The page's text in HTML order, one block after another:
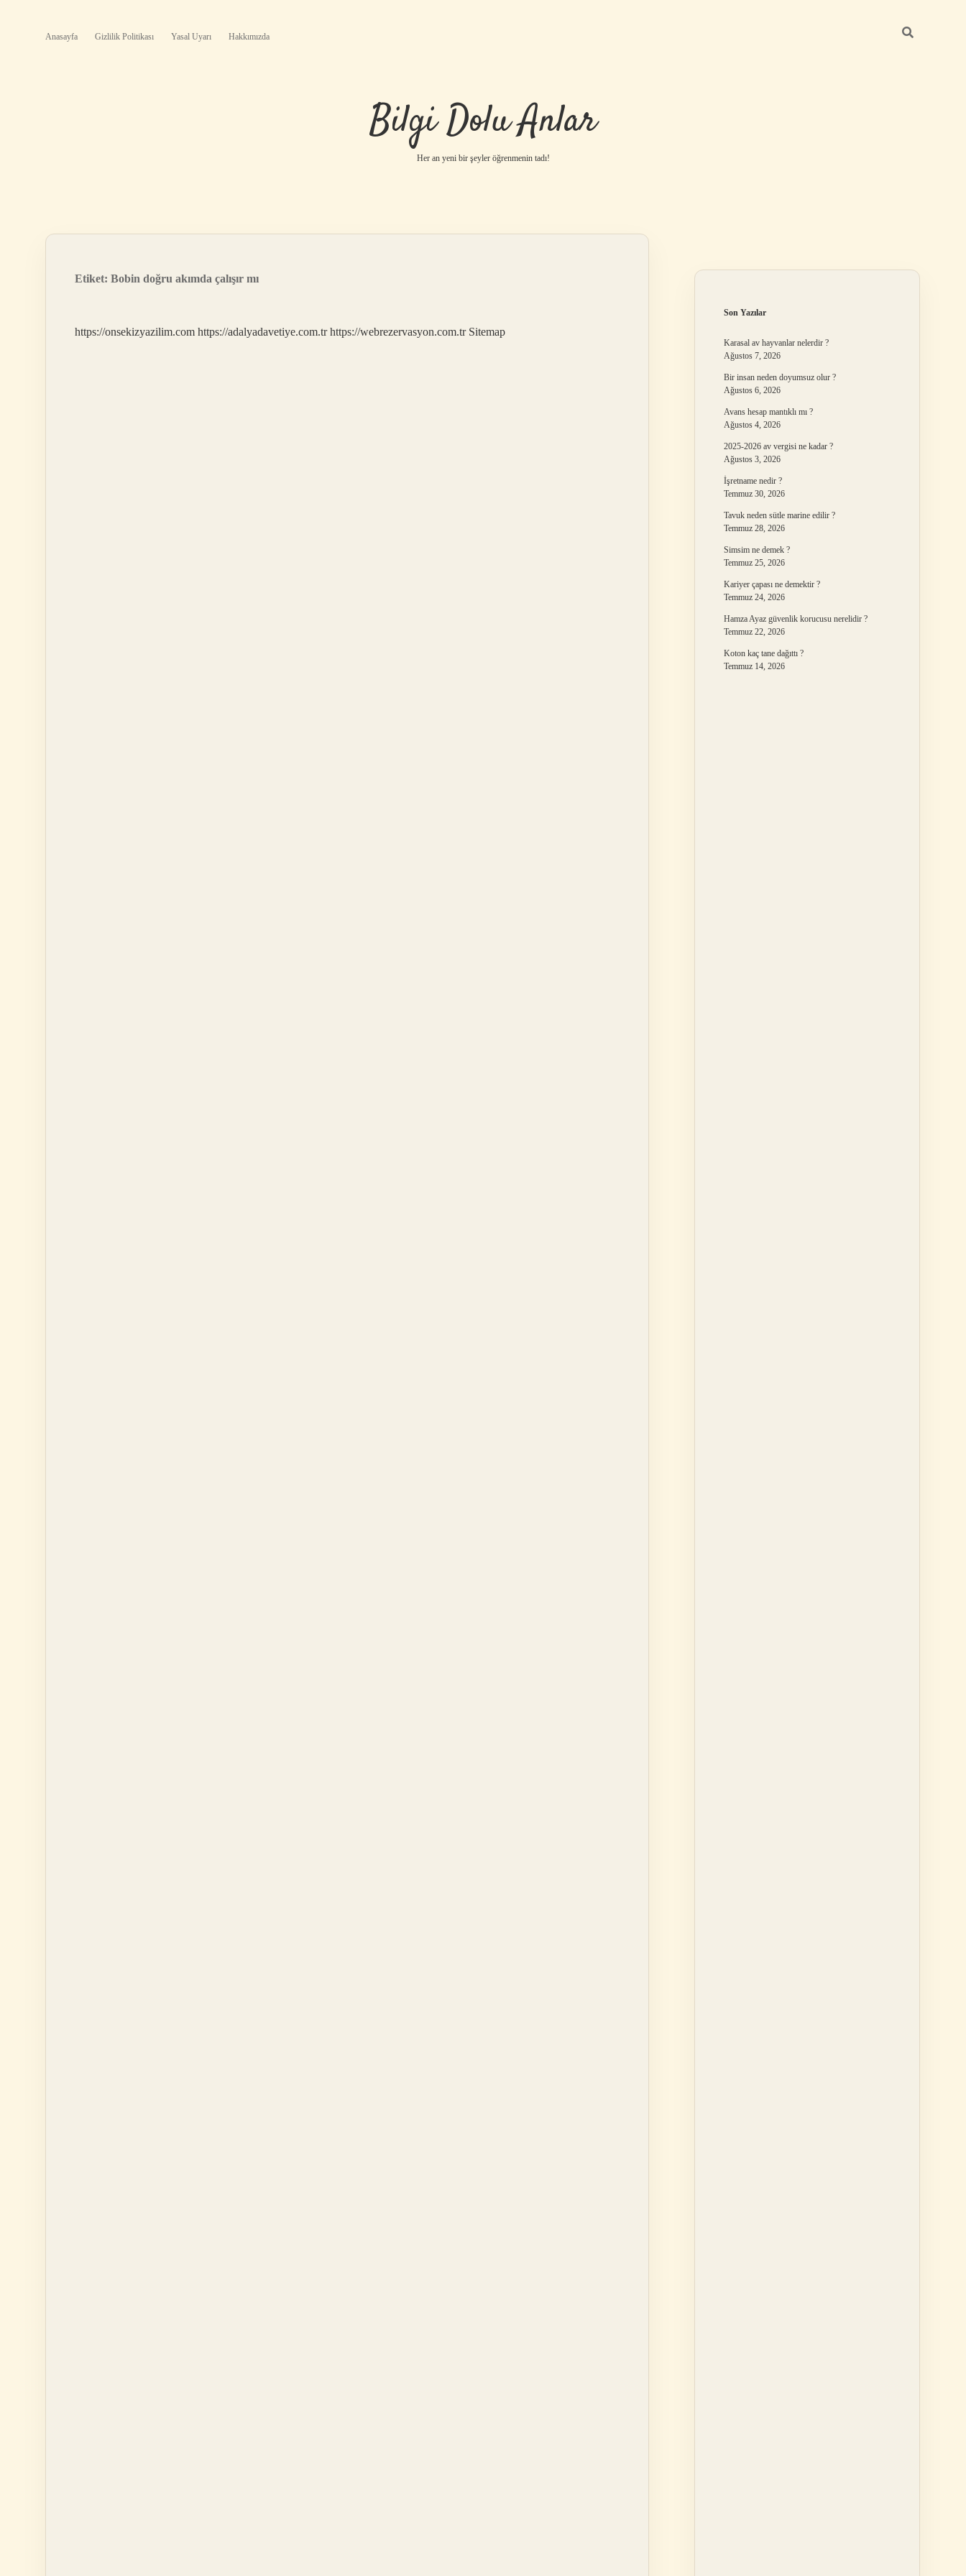
Anasayfa Gizlilik Politikası Yasal Uyarı Hakkımızda
Bilgi Dolu Anlar
Her an yeni bir şeyler öğrenmenin tadı!
Etiket: Bobin doğru akımda çalışır mı
https://onsekizyazilim.com https://adalyadavetiye.com.tr https://webrezervasyon.com.tr Sitemap
Son Yazılar
Karasal av hayvanlar nelerdir ?
Ağustos 7, 2026
Bir insan neden doyumsuz olur ?
Ağustos 6, 2026
Avans hesap mantıklı mı ?
Ağustos 4, 2026
2025-2026 av vergisi ne kadar ?
Ağustos 3, 2026
İşretname nedir ?
Temmuz 30, 2026
Tavuk neden sütle marine edilir ?
Temmuz 28, 2026
Simsim ne demek ?
Temmuz 25, 2026
Kariyer çapası ne demektir ?
Temmuz 24, 2026
Hamza Ayaz güvenlik korucusu nerelidir ?
Temmuz 22, 2026
Koton kaç tane dağıttı ?
Temmuz 14, 2026